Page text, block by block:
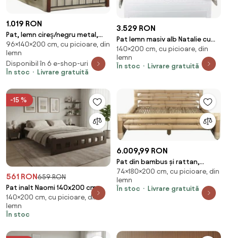
1.019 RON
Pat, lemn cireş/negru metal,
140x200, DOLORES
96×140×200 cm, cu picioare, din
lemn
Disponibil în 6 e-shop-uri
În stoc
Livrare gratuită
3.529 RON
Pat lemn masiv alb Natalie cu
Sertar - 140x200
140×200 cm, cu picioare, din
lemn
În stoc
Livrare gratuită
-15 %
561 RON659 RON
Pat inalt Naomi 140x200 cm,
nuc Saltele: Fara saltea,
Somiera pat: Fara somiera
140×200 cm, cu picioare, din
lemn
În stoc
6.009,99 RON
Pat din bambus și rattan,
180x200 cm, „Bali”
74×180×200 cm, cu picioare, din
lemn
În stoc
Livrare gratuită